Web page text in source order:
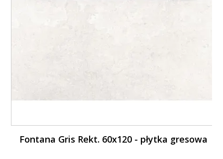
Fontana Gris Rekt. 60x120 - płytka gresowa